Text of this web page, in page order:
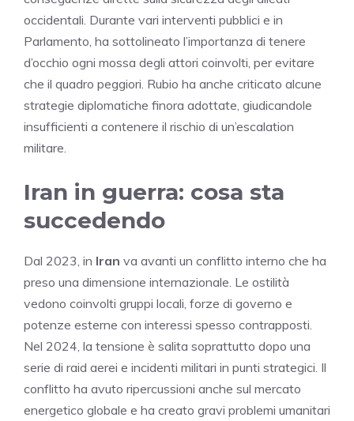
occidentali. Durante vari interventi pubblici e in
Parlamento, ha sottolineato l’importanza di tenere
d’occhio ogni mossa degli attori coinvolti, per evitare
che il quadro peggiori. Rubio ha anche criticato alcune
strategie diplomatiche finora adottate, giudicandole
insufficienti a contenere il rischio di un’escalation
militare.
Iran in guerra: cosa sta
succedendo
Dal 2023, in Iran va avanti un conflitto interno che ha
preso una dimensione internazionale. Le ostilità
vedono coinvolti gruppi locali, forze di governo e
potenze esterne con interessi spesso contrapposti.
Nel 2024, la tensione è salita soprattutto dopo una
serie di raid aerei e incidenti militari in punti strategici. Il
conflitto ha avuto ripercussioni anche sul mercato
energetico globale e ha creato gravi problemi umanitari